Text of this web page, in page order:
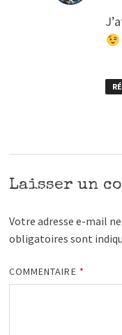
Laisser un
Votre adresse e-mail
obligatoires sont
COMMENTAIRE *